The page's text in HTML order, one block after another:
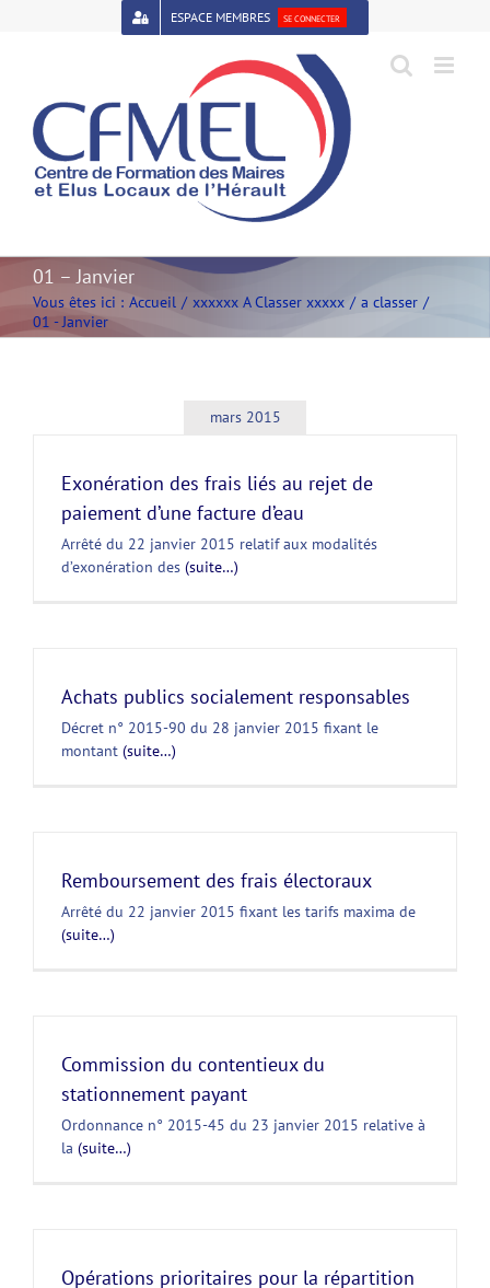
Open toolbar
ESPACE MEMBRES SE CONNECTER
01 – Janvier
Vous êtes ici : Accueil xxxxxx A Classer xxxxx
a classer
01 - Janvier
mars 2015
Exonération des frais liés au rejet de
paiement d’une facture d’eau
Arrêté du 22 janvier 2015 relatif aux modalités
d’exonération des (suite…)
Achats publics socialement responsables
Décret n° 2015-90 du 28 janvier 2015 fixant le
montant (suite…)
Remboursement des frais électoraux
Arrêté du 22 janvier 2015 fixant les tarifs maxima de
(suite…)
Commission du contentieux du
stationnement payant
Ordonnance n° 2015-45 du 23 janvier 2015 relative à
la (suite…)
Opérations prioritaires pour la répartition